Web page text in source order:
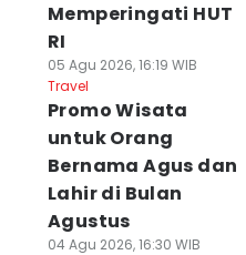
Memperingati HUT
RI
05 Agu 2026, 16:19 WIB
Travel
Promo Wisata
untuk Orang
Bernama Agus dan
Lahir di Bulan
Agustus
04 Agu 2026, 16:30 WIB